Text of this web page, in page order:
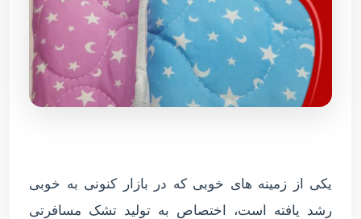
یکی از زمینه های خوبی که در بازار کنونی به خوبی
رشد یافته است، اختصاص به تولید تشک مسافرتی